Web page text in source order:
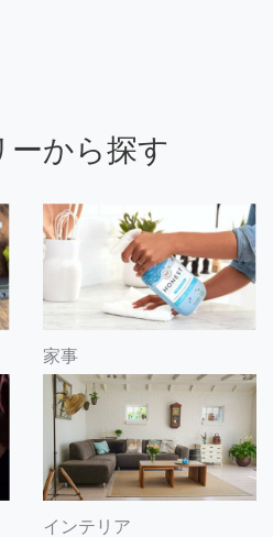
ーから探す
家事
インテリア